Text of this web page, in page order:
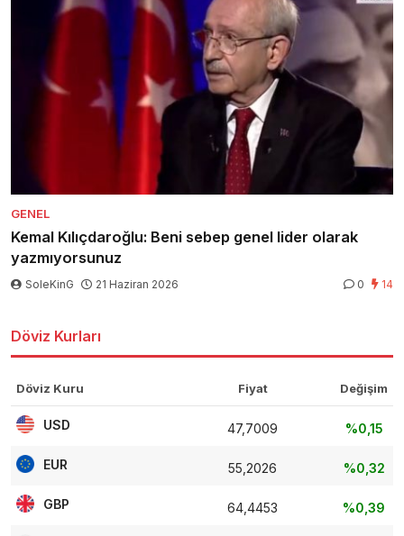
GENEL
Kemal Kılıçdaroğlu: Beni sebep genel lider olarak
yazmıyorsunuz
SoleKinG 21 Haziran 2026 0 14
Döviz Kurları
Döviz Kuru Fiyat Değişim
USD 47,7009 %0,15
EUR 55,2026 %0,32
GBP 64,4453 %0,39